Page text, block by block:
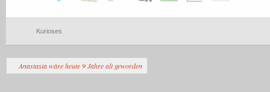
Kurioses
Anastasia wäre heute 9 Jahre alt geworden